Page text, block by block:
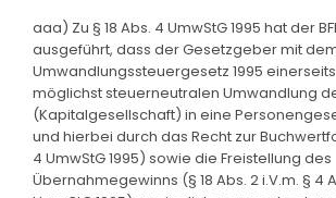
aaa) Zu § 18 Abs. 4 UmwStG 1995 hat der
ausgeführt, dass der Gesetzgeber mit
Umwandlungssteuergesetz 1995
möglichst steuerneutralen Umwandlung
(Kapitalgesellschaft) in eine
und hierbei durch das Recht zur
4 UmwStG 1995) sowie die Freistellung des
Übernahmegewinns (§ 18 Abs. 2 i.V.m. § 4